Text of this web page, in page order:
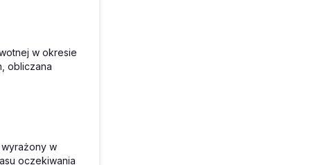
w okresie
obliczana
w
oczekiwania